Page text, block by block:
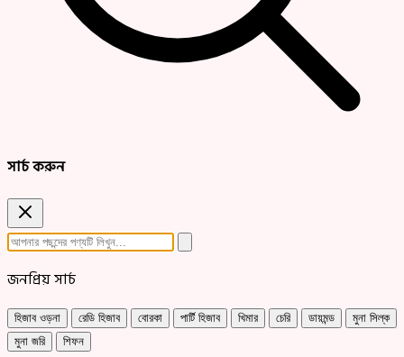
সার্চ করুন
জনপ্রিয় সার্চ
হিজাব ওড়না রেডি হিজাব বোরকা পার্টি হিজাব খিমার চেরি ডায়মন্ড
মুনা সিল্ক
মুনা জরি
শিফন